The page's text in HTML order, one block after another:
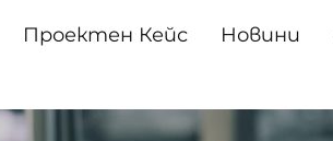
Проектен Кейс Новини